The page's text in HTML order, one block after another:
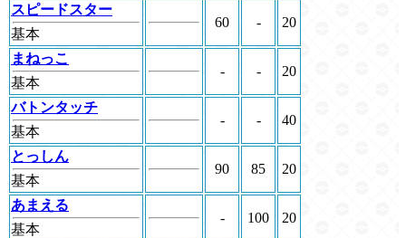
スピードスター
基本
60 - 20
まねっこ
基本
- - 20
バトンタッチ
基本
- - 40
とっしん
基本
90 85 20
あまえる
基本
- 100 20